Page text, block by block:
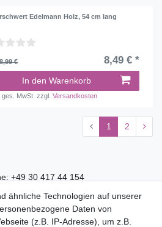
Edelmann Holz, 54 cm lang
€ 8,49 € *
In den Warenkorb
ges. MwSt. zzgl.Versandkosten
1 2
+49 30 417 44 154
Rückgaberecht
ab 75 € in Deutschland
ähnliche Technologien auf unserer
Daten von
(z.B. IP-Adresse), um z.B.